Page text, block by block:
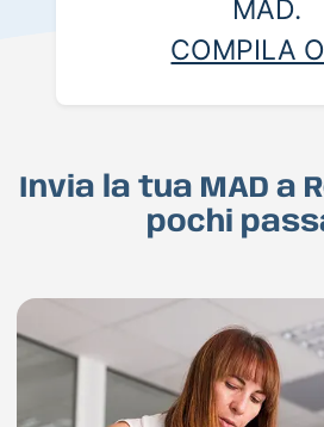
MAD.
COMPILA
Invia la tua MAD a
pochi